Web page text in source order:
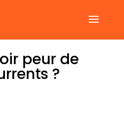
peur de
?